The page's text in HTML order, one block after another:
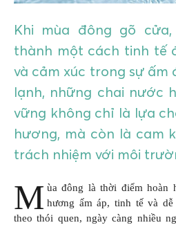
Khi mùa đông gõ
thành một cách tinh tế
và cảm xúc trong sự ấm
lạnh, những chai nước
vững không chỉ là lựa
hương, mà còn là cam
trách nhiệm với môi
M ùa đông là thời điểm hoàn
hương ấm áp, tinh tế và
theo thói quen, ngày càng nhiều